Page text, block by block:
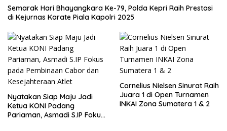
Semarak Hari Bhayangkara Ke-79, Polda Kepri Raih Prestasi
di Kejurnas Karate Piala Kapolri 2025
Nyatakan Siap Maju Jadi
Ketua KONI Padang
Pariaman, Asmadi S.IP Fokus
Cornelius Nielsen Sinurat Raih
Juara 1 di Open Turnamen
INKAI Zona Sumatera 1 & 2